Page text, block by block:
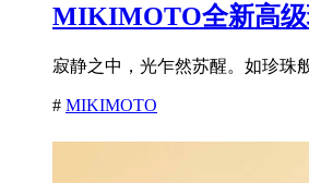
MIKIMOTO全新高级
寂静之中，光乍然苏醒。如珍珠
# MIKIMOTO